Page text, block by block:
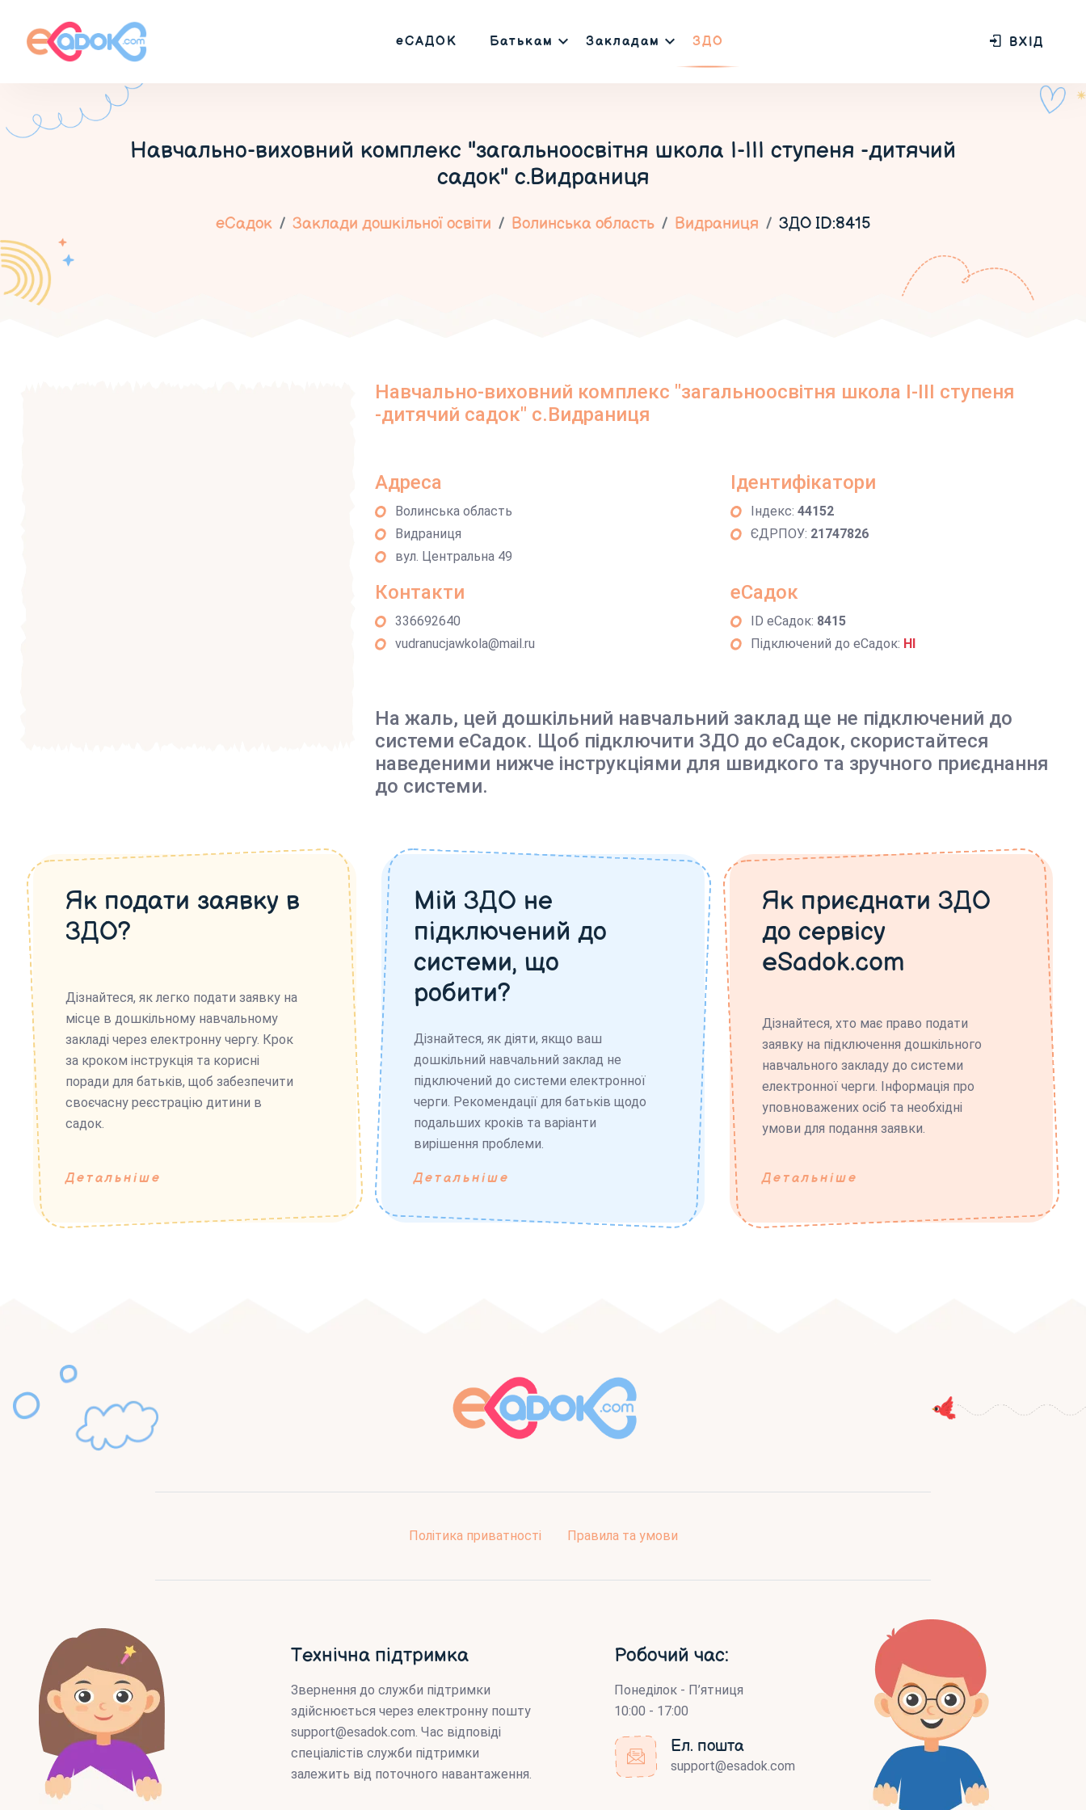
еСАДОК Батькам Закладам ЗДО ВХІД
Навчально-виховний комплекс "загальноосвітня школа І-ІІІ ступеня -дитячий
садок" с.Видраниця
еСадок Заклади дошкільної освіти Волинська область Видраниця ЗДО ID:8415
Навчально-виховний комплекс "загальноосвітня школа І-ІІІ ступеня
-дитячий садок" с.Видраниця
Адреса
Волинська область
Видраниця
вул. Центральна 49
Ідентифікатори
Індекс: 44152
ЄДРПОУ: 21747826
Контакти
336692640
vudranucjawkola@mail.ru
еСадок
ID еСадок: 8415
Підключений до еСадок: НІ
На жаль, цей дошкільний навчальний заклад ще не підключений до
системи еСадок. Щоб підключити ЗДО до еСадок, скористайтеся
наведеними нижче інструкціями для швидкого та зручного приєднання
до системи.
Як подати заявку в
ЗДО?
Дізнайтеся, як легко подати заявку на
місце в дошкільному навчальному
закладі через електронну чергу. Крок
за кроком інструкція та корисні
поради для батьків, щоб забезпечити
своєчасну реєстрацію дитини в
садок.
Детальніше
Мій ЗДО не
підключений до
системи, що
робити?
Дізнайтеся, як діяти, якщо ваш
дошкільний навчальний заклад не
підключений до системи електронної
черги. Рекомендації для батьків щодо
подальших кроків та варіанти
вирішення проблеми.
Детальніше
Як приєднати ЗДО
до сервісу
eSadok.com
Дізнайтеся, хто має право подати
заявку на підключення дошкільного
навчального закладу до системи
електронної черги. Інформація про
уповноважених осіб та необхідні
умови для подання заявки.
Детальніше
Політика приватності Правила та умови
Технічна підтримка
Звернення до служби підтримки
здійснюється через електронну пошту
support@esadok.com. Час відповіді
спеціалістів служби підтримки
залежить від поточного навантаження.
Робочий час:
Понеділок - П’ятниця
10:00 - 17:00
Ел. пошта
support@esadok.com